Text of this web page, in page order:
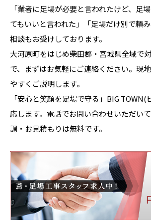
「業者に足場が必要と言われたけど、足
てもいいと言われた」「足場だけ別で頼
相談もお受けしております。
大河原町をはじめ柴田郡・宮城県全域で
で、まずはお気軽にご連絡ください。現
やすくご説明します。
「安心と笑顔を足場で守る」BIG
応します。電話でお問い合わせいただい
調・お見積もりは無料です。